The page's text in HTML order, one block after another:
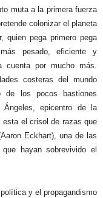
muta a la primera fuerza
colonizar el planeta
quien pega primero pega
pesado, eficiente y
cuenta por mucho más.
costeras del mundo
de los pocos bastiones
epicentro de la
esta el crisol de razas que
Eckhart), una de las
hayan sobrevivido el
y el propagandismo